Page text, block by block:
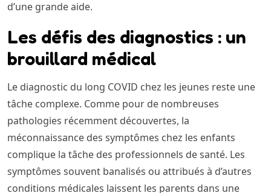
d’une grande aide.
Les défis des diagnostics : un
brouillard médical
Le diagnostic du long COVID chez les jeunes reste une
tâche complexe. Comme pour de nombreuses
pathologies récemment découvertes, la
méconnaissance des symptômes chez les enfants
complique la tâche des professionnels de santé. Les
symptômes souvent banalisés ou attribués à d’autres
conditions médicales laissent les parents dans une